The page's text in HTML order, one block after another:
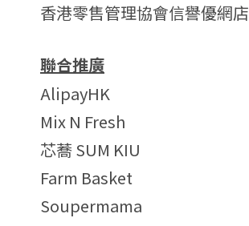
香港零售管理協會信譽優網店
聯合推廣
AlipayHK
Mix N Fresh
芯蕎 SUM KIU
Farm Basket
Soupermama